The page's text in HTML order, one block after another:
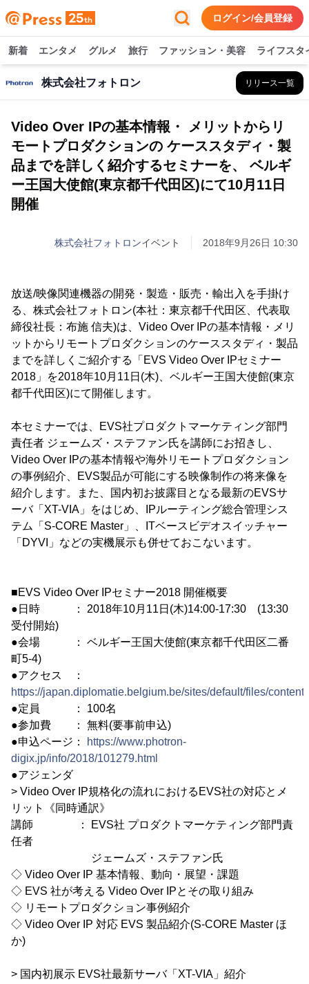
ログイン/会員登録
新着 エンタメ グルメ 旅行 ファッション・美容 ライフスタ
株式会社フォトロン リリース一覧
Video Over IPの基本情報・ メリットからリ
モートプロダクションの ケーススタディ・製
品までを詳しく紹介するセミナーを、 ベルギ
ー王国大使館(東京都千代田区)にて10月11日
開催
株式会社フォトロンイベント 2018年9月26日 10:30
放送/映像関連機器の開発・製造・販売・輸出入を手掛け
る、株式会社フォトロン(本社：東京都千代田区、代表取
締役社長：布施 信夫)は、Video Over IPの基本情報・メリ
ットからリモートプロダクションのケーススタディ・製品
までを詳しくご紹介する「EVS Video Over IPセミナー
2018」を2018年10月11日(木)、ベルギー王国大使館(東京
都千代田区)にて開催します。
本セミナーでは、EVS社プロダクトマーケティング部門
責任者 ジェームズ・ステファン氏を講師にお招きし、
Video Over IPの基本情報や海外リモートプロダクション
の事例紹介、EVS製品が可能にする映像制作の将来像を
紹介します。また、国内初お披露目となる最新のEVSサ
ーバ「XT-VIA」をはじめ、IPルーティング総合管理シス
テム「S-CORE Master」、ITベースビデオスイッチャー
「DYVI」などの実機展示も併せておこないます。
■EVS Video Over IPセミナー2018 開催概要
●日時 ： 2018年10月11日(木)14:00-17:30 (13:30
受付開始)
●会場 ： ベルギー王国大使館(東京都千代田区二番
町5-4)
●アクセス ：
https://japan.diplomatie.belgium.be/sites/default/files/
●定員 ： 100名
●参加費 ： 無料(要事前申込)
●申込ページ：
https://www.photron-
digix.jp/info/2018/101279.html
●アジェンダ
> Video Over IP規格化の流れにおけるEVS社の対応とメ
リット《同時通訳》
講師 ： EVS社 プロダクトマーケティング部門責
任者
ジェームズ・ステファン氏
◇ Video Over IP 基本情報、動向・展望・課題
◇ EVS 社が考える Video Over IPとその取り組み
◇ リモートプロダクション事例紹介
◇ Video Over IP 対応 EVS 製品紹介(S-CORE Master ほ
か)
> 国内初展示 EVS社最新サーバ「XT-VIA」紹介